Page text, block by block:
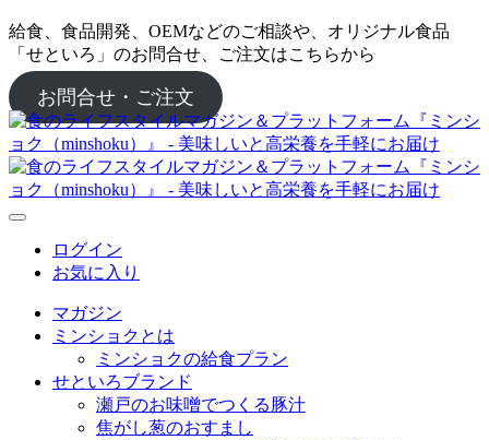
給食、食品開発、OEMなどのご相談や、オリジナル食品
「せといろ」のお問合せ、ご注文はこちらから
お問合せ・ご注文
ログイン
お気に入り
マガジン
ミンショクとは
ミンショクの給食プラン
せといろブランド
瀬戸のお味噌でつくる豚汁
焦がし葱のおすまし